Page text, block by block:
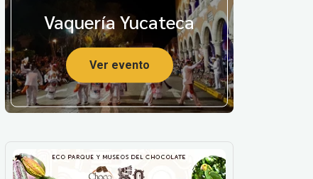
Vaquería Yucateca
Ver evento